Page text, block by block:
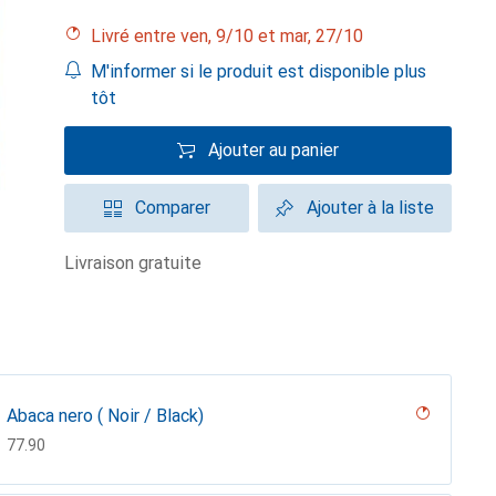
Livré entre ven, 9/10 et mar, 27/10
M'informer si le produit est disponible plus
tôt
Ajouter au panier
Comparer Ajouter à la liste
livraison gratuite
Abaca nero ( Noir / Black)
CHF
77.90